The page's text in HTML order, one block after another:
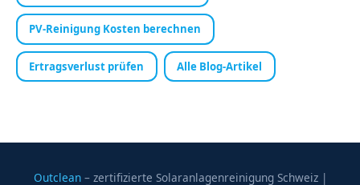
PV-Reinigung Kosten berechnen
Ertragsverlust prüfen Alle Blog-Artikel
Outclean– zertifizierte Solaranlagenreinigung Schweiz |